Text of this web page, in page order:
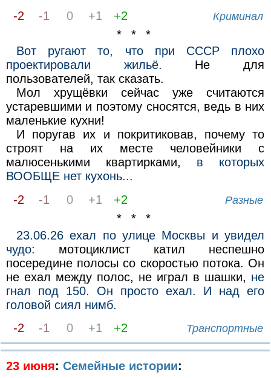
-2
-1 0 +1 +2 Криминал
* * *
Вот ругают то, что при СССР плохо
проектировали жильё. Не для
пользователей, так сказать.
Мол хрущёвки сейчас уже считаются
устаревшими и поэтому сносятся, ведь в них
маленькие кухни!
И поругав их и покритиковав, почему то
строят на их месте человейники с
малюсенькими квартирками, в которых
ВООБЩЕ нет кухонь...
-2
-1 0 +1 +2 Разные
* * *
23.06.26 ехал по улице Москвы и увидел
чудо: мотоциклист катил неспешно
посередине полосы со скоростью потока. Он
не ехал между полос, не играл в шашки, не
гнал под 150. Он просто ехал. И над его
головой сиял нимб.
-2
-1 0 +1 +2 Транспортные
23 июня: Семейные истории: